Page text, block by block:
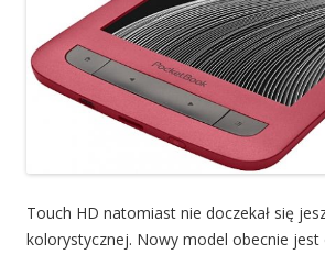
Touch HD natomiast nie doczekał się
kolorystycznej. Nowy model obecnie